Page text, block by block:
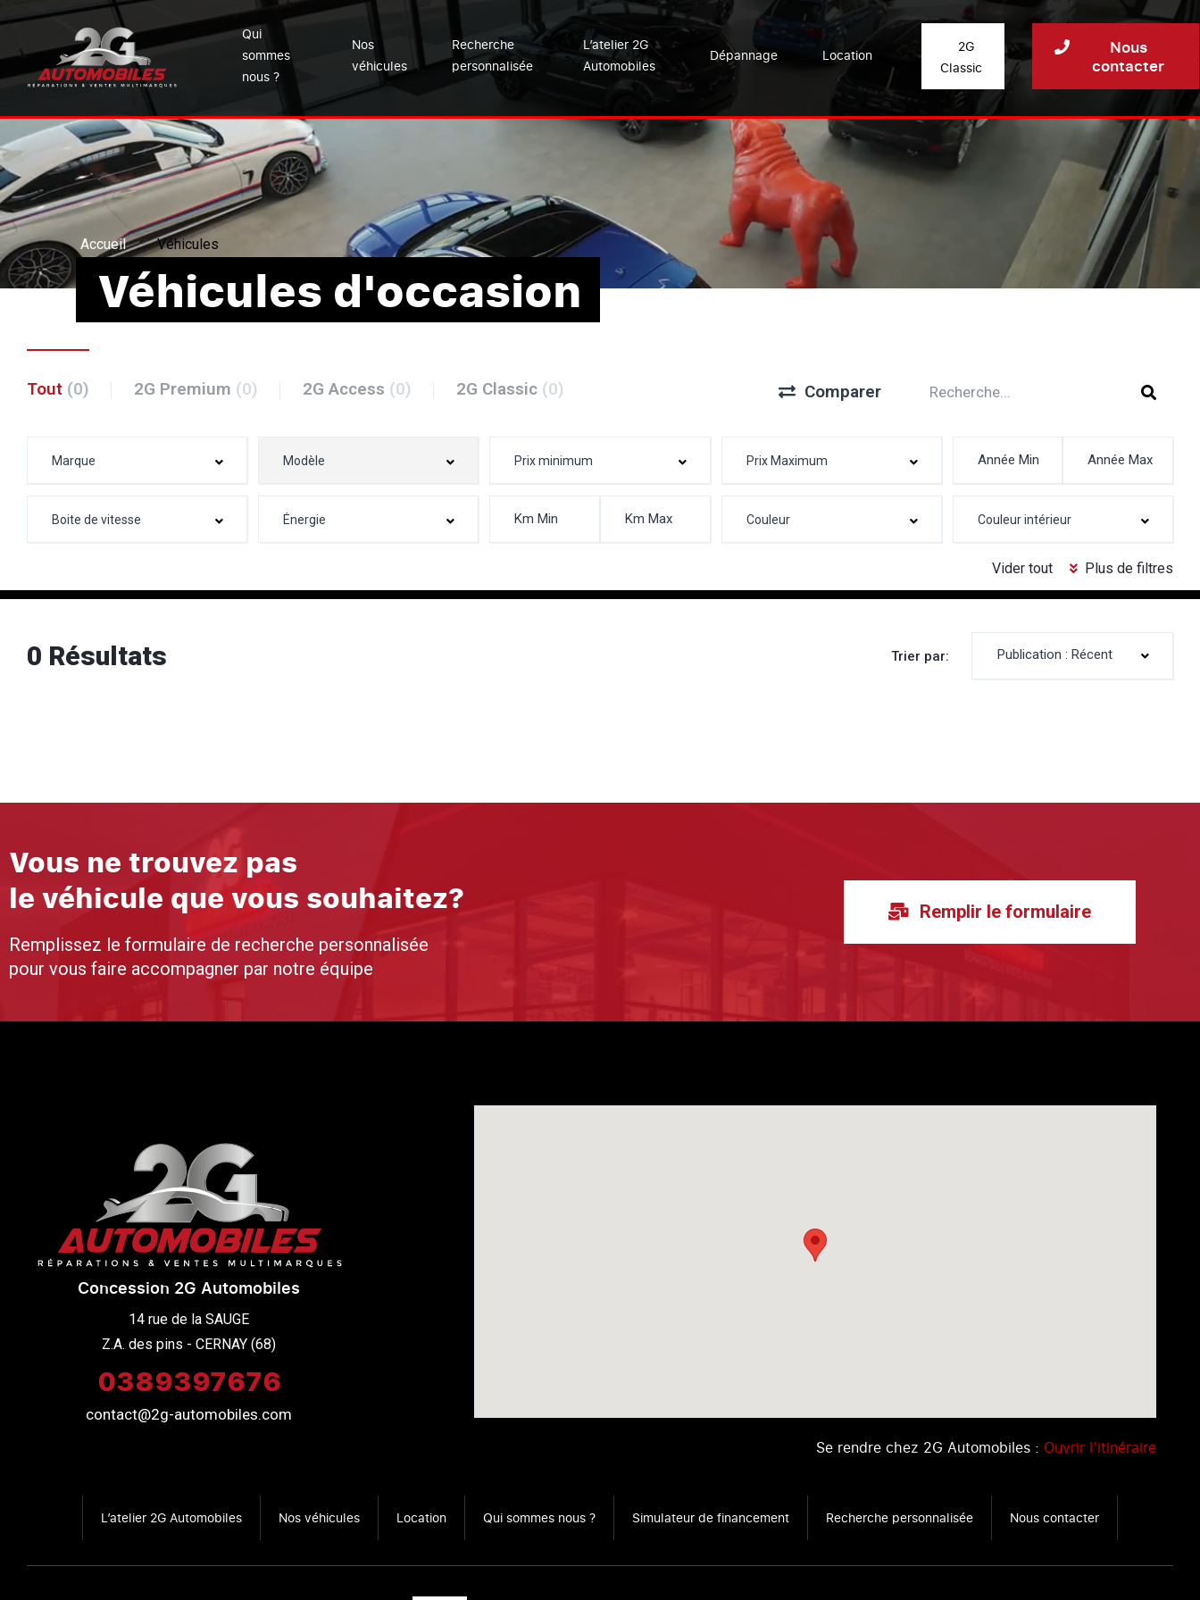
Qui
sommes
nous ?
Nos
véhicules
Recherche
personnalisée
L’atelier 2G
Automobiles
Dépannage Location
2G
Classic
Nous
contacter
Accueil Véhicules
Véhicules d'occasion
Vider tout Plus de filtres
Tout (0) 2G Premium (0) 2G Access (0) 2G Classic (0) Comparer
0 Résultats Trier par: Publication : Récent
Vous ne trouvez pas
le véhicule que vous souhaitez?
Remplissez le formulaire de recherche personnalisée
pour vous faire accompagner par notre équipe
Remplir le formulaire
Concession 2G Automobiles
14 rue de la SAUGE
Z.A. des pins - CERNAY (68)
0389397676
contact@2g-automobiles.com
Se rendre chez 2G Automobiles : Ouvrir l’itinéraire
L’atelier 2G Automobiles Nos véhicules Location Qui sommes nous ? Simulateur de financement Recherche personnalisée Nous contacter